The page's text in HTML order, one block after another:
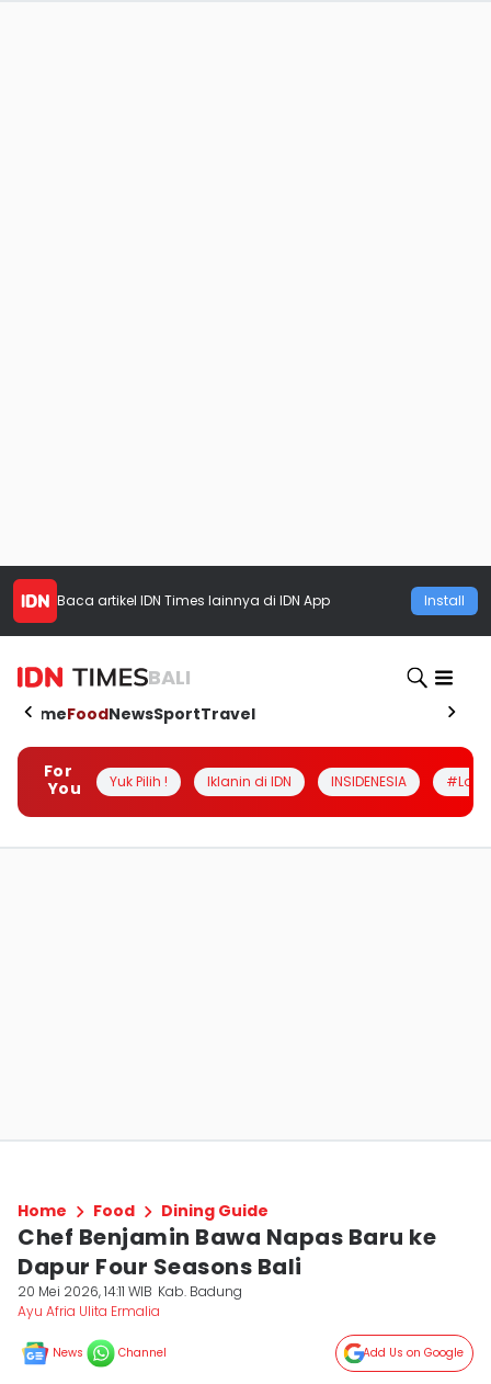
Baca artikel IDN Times lainnya di IDN App Install
BALI
HomeFoodNewsSportTravel
For
You
Yuk Pilih ! Iklanin di IDN INSIDENESIA
Home Food Dining Guide
Chef Benjamin Bawa Napas Baru ke
Dapur Four Seasons Bali
20 Mei 2026, 14:11 WIB Kab. Badung
Ayu Afria Ulita Ermalia
News Channel Add Us on Google